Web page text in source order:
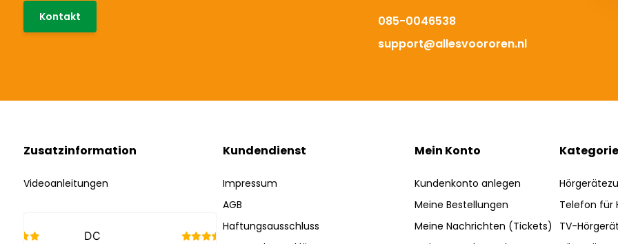
Kontakt
085-0046538
support@allesvoororen.nl
Zusatzinformation
Videoanleitungen
Kundendienst
Impressum
AGB
Haftungsausschluss
Mein Konto
Kundenkonto anlegen
Meine Bestellungen
Meine Nachrichten (Tickets)
Telefon für
TV-